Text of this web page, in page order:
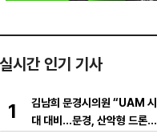
실시간 인기 기사
1
김남희 문경시의원 “UAM 시
대 대비…문경, 산악형 드론산